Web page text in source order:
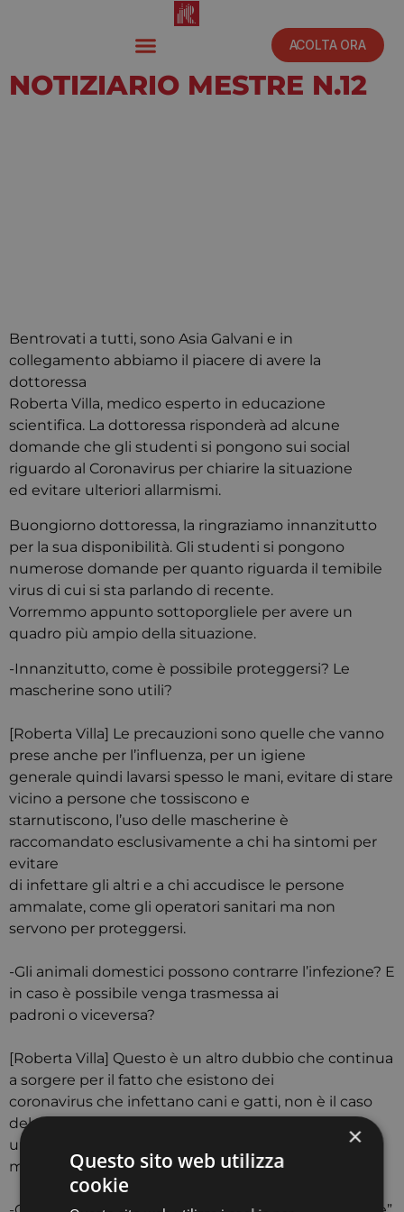
ACOLTA ORA
NOTIZIARIO MESTRE N.12
Bentrovati a tutti, sono Asia Galvani e in
collegamento abbiamo il piacere di avere la
dottoressa
Roberta Villa, medico esperto in educazione
scientifica. La dottoressa risponderà ad alcune
domande che gli studenti si pongono sui social
riguardo al Coronavirus per chiarire la situazione
ed evitare ulteriori allarmismi.
Buongiorno dottoressa, la ringraziamo innanzitutto
per la sua disponibilità. Gli studenti si pongono
numerose domande per quanto riguarda il temibile
virus di cui si sta parlando di recente.
Vorremmo appunto sottoporgliele per avere un
quadro più ampio della situazione.
-Innanzitutto, come è possibile proteggersi? Le
mascherine sono utili?
[Roberta Villa] Le precauzioni sono quelle che vanno
prese anche per l’influenza, per un igiene
generale quindi lavarsi spesso le mani, evitare di stare
vicino a persone che tossiscono e
starnutiscono, l’uso delle mascherine è
raccomandato esclusivamente a chi ha sintomi per
evitare
di infettare gli altri e a chi accudisce le persone
ammalate, come gli operatori sanitari ma non
servono per proteggersi.
-Gli animali domestici possono contrarre l’infezione? E
in caso è possibile venga trasmessa ai
padroni o viceversa?
[Roberta Villa] Questo è un altro dubbio che continua
a sorgere per il fatto che esistono dei
coronavirus che infettano cani e gatti, non è il caso
del nuovo coronavirus che è tipicamente
umano; quindi, gli animali non possono contrarre la
malattia ne trasmettercela.
×
Questo sito web utilizza
cookie